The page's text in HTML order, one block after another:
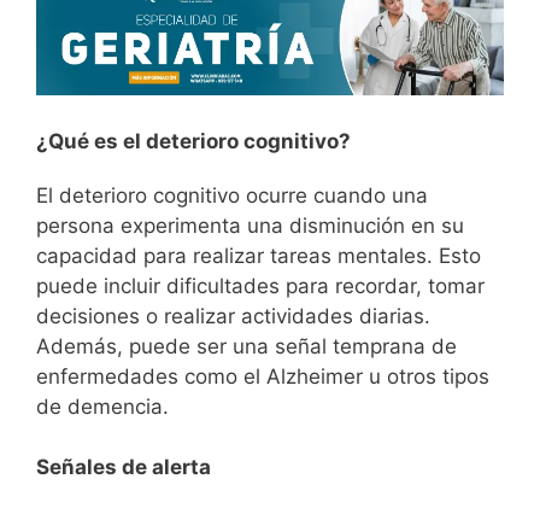
¿Qué es el deterioro cognitivo?
El deterioro cognitivo ocurre cuando una
persona experimenta una disminución en su
capacidad para realizar tareas mentales. Esto
puede incluir dificultades para recordar, tomar
decisiones o realizar actividades diarias.
Además, puede ser una señal temprana de
enfermedades como el Alzheimer u otros tipos
de demencia.
Señales de alerta